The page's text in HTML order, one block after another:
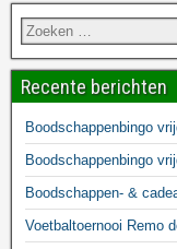
Recente berichten
Boodschappenbingo
Boodschappenbingo
Boodschappen- &
Voetbaltoernooi Remo